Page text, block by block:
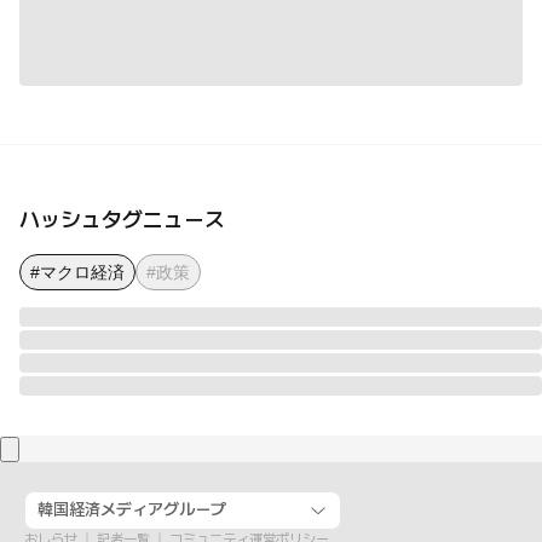
ハッシュタグニュース
#マクロ経済 #政策
韓国経済メディアグループ